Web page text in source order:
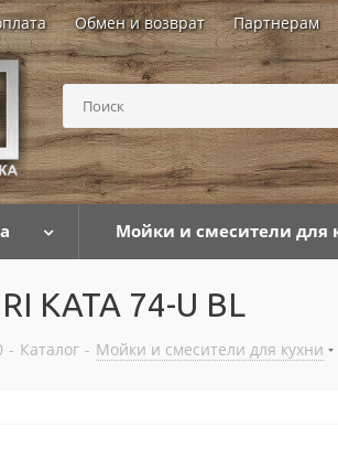
Обмен и возврат Партнерам
Мойки и смесители для
KATA 74-U BL
- Каталог - Мойки и смесители для кухни